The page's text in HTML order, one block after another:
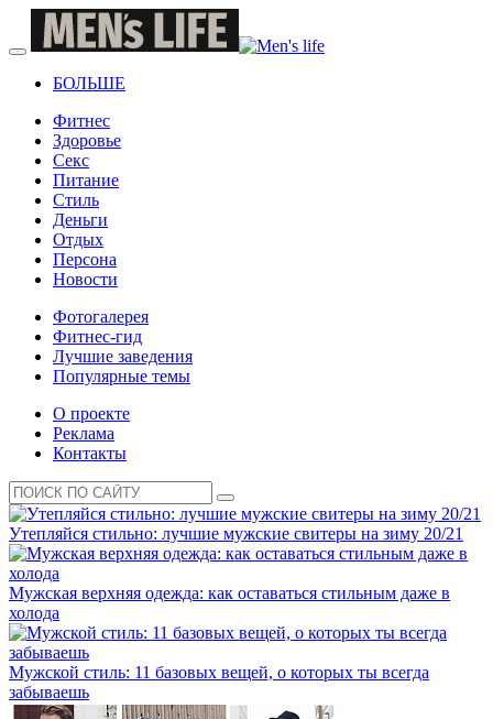
БОЛЬШЕ
Фитнес
Здоровье
Секс
Питание
Стиль
Деньги
Отдых
Персона
Новости
Фотогалерея
Фитнес-гид
Лучшие заведения
Популярные темы
О проекте
Реклама
Контакты
Утепляйся стильно: лучшие мужские свитеры на зиму 20/21
Мужская верхняя одежда: как оставаться стильным даже в
холода
Мужской стиль: 11 базовых вещей, о которых ты всегда
забываешь